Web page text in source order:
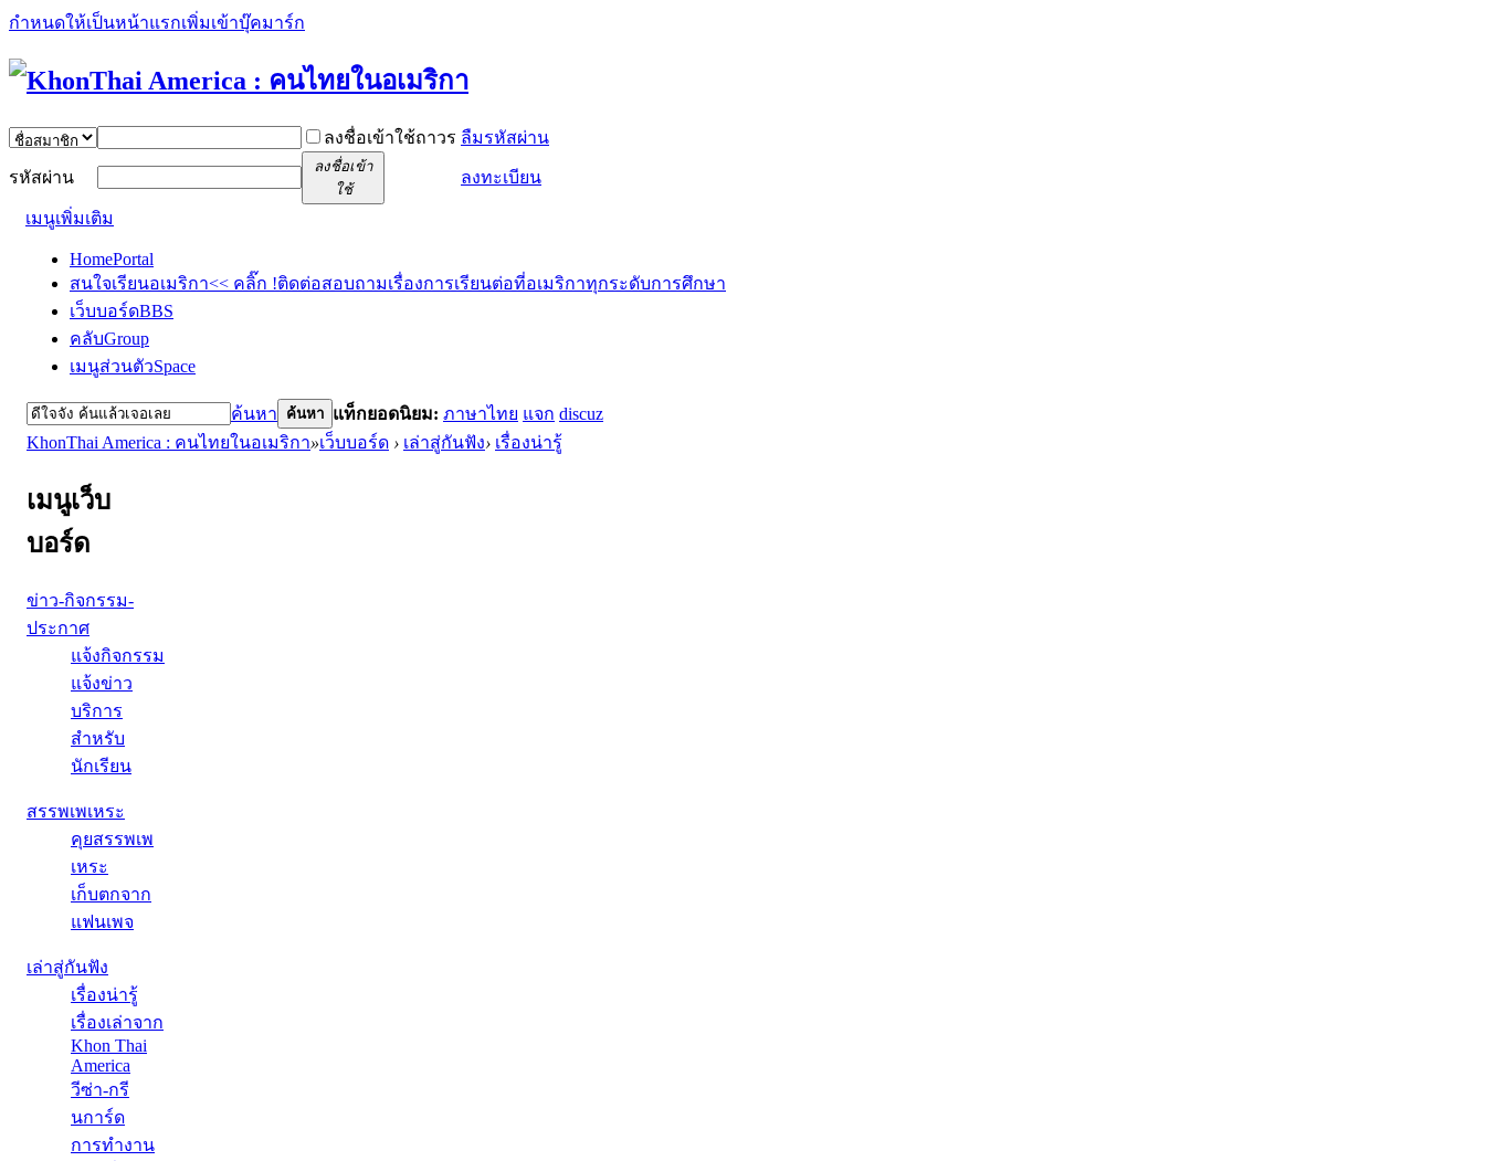
กำหนดให้เป็นหน้าแรกเพิ่มเข้าบุ๊คมาร์ก
ลงชื่อเข้าใช้ถาวร ลืมรหัสผ่าน
รหัสผ่าน
ลงชื่อเข้า
ใช้
ลงทะเบียน
เมนูเพิ่มเติม
HomePortal
สนใจเรียนอเมริกา<< คลิ๊ก !ติดต่อสอบถามเรื่องการเรียนต่อที่อเมริกาทุกระดับการศึกษา
เว็บบอร์ดBBS
คลับGroup
เมนูส่วนตัวSpace
ค้นหา ค้นหา แท็กยอดนิยม: ภาษาไทย แจก discuz
KhonThai America : คนไทยในอเมริกา»เว็บบอร์ด › เล่าสู่กันฟัง› เรื่องน่ารู้
เมนูเว็บ
บอร์ด
ข่าว-กิจกรรม-
ประกาศ
แจ้งกิจกรรม
แจ้งข่าว
บริการ
สำหรับ
นักเรียน
สรรพเพเหระ
คุยสรรพเพ
เหระ
เก็บตกจาก
แฟนเพจ
เล่าสู่กันฟัง
เรื่องน่ารู้
เรื่องเล่าจาก
Khon Thai
America
วีซ่า-กรี
นการ์ด
การทำงาน